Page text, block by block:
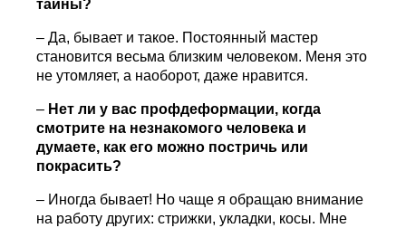
тайны?
– Да, бывает и такое. Постоянный мастер
становится весьма близким человеком. Меня это
не утомляет, а наоборот, даже нравится.
– Нет ли у вас профдеформации, когда
смотрите на незнакомого человека и
думаете, как его можно постричь или
покрасить?
– Иногда бывает! Но чаще я обращаю внимание
на работу других: стрижки, укладки, косы. Мне